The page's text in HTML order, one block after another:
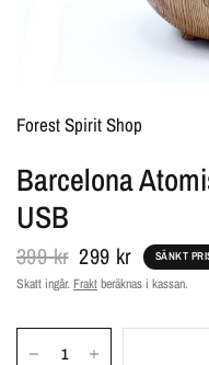
Forest Spirit Shop
Barcelona
USB
399 kr 299 kr SÄNKT
Skatt ingår. Fraktberäknas i kassan.